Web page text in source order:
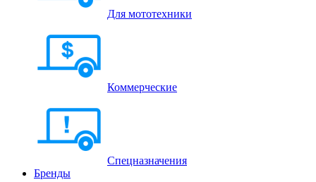
Для мототехники
Коммерческие
Спецназначения
Бренды